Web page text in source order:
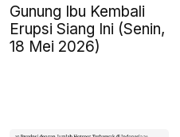
Gunung Ibu Kembali
Erupsi Siang Ini (Senin,
18 Mei 2026)